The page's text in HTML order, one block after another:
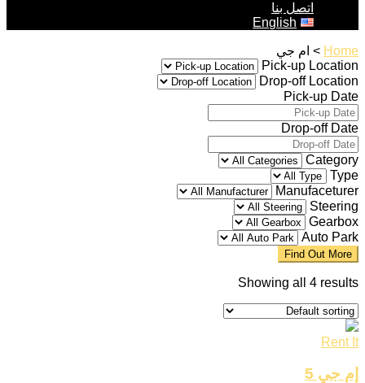
اتصل بنا
English
Home > ام جي
Pick-up Location
Drop-off Location
Pick-up Date
Drop-off Date
Category
Type
Manufaceturer
Steering
Gearbox
Auto Park
Find Out More
Showing all 4 results
Rent It
إم جي 5